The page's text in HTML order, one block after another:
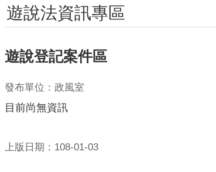
遊說法資訊專區
遊說登記案件區
發布單位：政風室
目前尚無資訊
上版日期：108-01-03